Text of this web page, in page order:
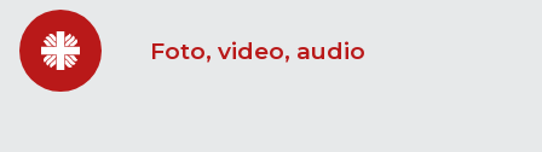
Foto, video, audio